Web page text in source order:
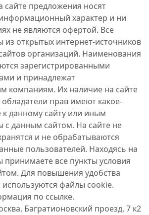
сайте предложения носят
характер и ни
не являются офертой. Все
из открытых интернет-источников
организаций. Наименования
зарегистрированными
и принадлежат
компаниям. Их наличие на сайте
обладатели прав имеют какое-
данному сайту или иным
с данным сайтом. На сайте не
и не обрабатываются
пользователей. Находясь на
принимаете все пункты условия
Для повышения удобства
файлы cookie.
по ссылке.
Багратионовский проезд, 7 к2